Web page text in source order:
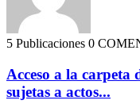
5 Publicaciones 0
Acceso a la carpeta
sujetas a actos...